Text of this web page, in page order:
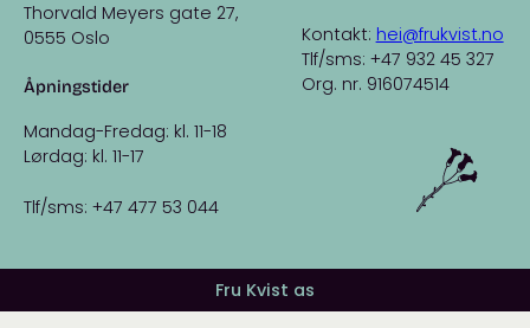
Thorvald Meyers gate 27,
0555 Oslo
Åpningstider
Mandag-Fredag: kl. 11-18
Lørdag: kl. 11-17
Tlf/sms: +47 477 53 044
Kontakt: hei@frukvist.no
Tlf/sms: +47 932 45 327
Org. nr. 916074514
Fru Kvist as